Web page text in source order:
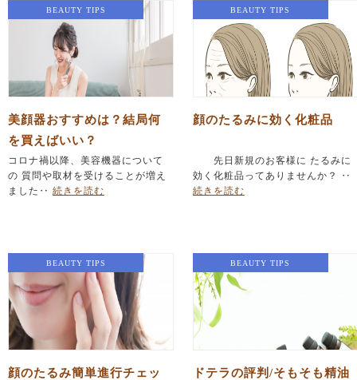
BEAUTY TIPS
美顔器おすすめは？結局何
を買えばいい？
コロナ禍以降、美容機器について
の 質問や取材を受けることが増え
ました‥ 続きを読む
BEAUTY TIPS
顔のたるみに効く化粧品
先日新規のお客様に たるみに
効く化粧品ってありませんか？ ‥
続きを読む
BEAUTY TIPS
顔のたるみ簡単進行チェッ
BEAUTY TIPS
ドテラの評判/そもそも精油